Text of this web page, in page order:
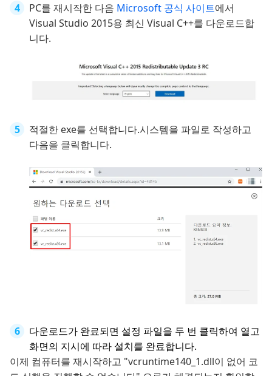
PC를 재시작한 다음 Microsoft 공식 사이트에서
Visual Studio 2015용 최신 Visual C++를 다운로드합
니다.
적절한 exe를 선택합니다.시스템을 파일로 작성하고
다음을 클릭합니다.
다운로드가 완료되면 설정 파일을 두 번 클릭하여 열고
화면의 지시에 따라 설치를 완료합니다.
이제 컴퓨터를 재시작하고 "vcruntime140_1.dll이 없어 코